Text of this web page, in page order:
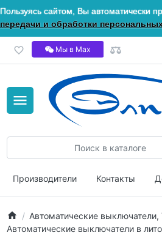
Пользуясь сайтом, Вы автоматически
передачи и обработки
Мы в Мах
Производители Контакты
Автоматические
Автоматические выключатели в